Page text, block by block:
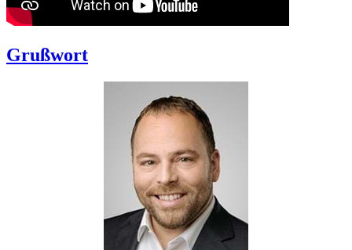
Grußwort